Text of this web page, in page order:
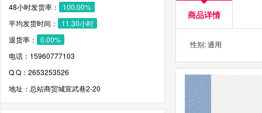
48小时发货率：
100.00%
平均发货时间：
11.30小时
退货率：
0.00%
电话：15960777103
Q Q：2653253526
地址：总站商贸城宣武巷2-20
商品详情
性别: 通用